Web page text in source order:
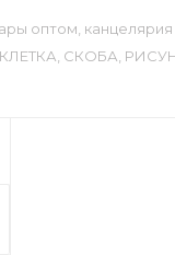
оптом, канцелярия
КЛЕТКА, СКОБА,